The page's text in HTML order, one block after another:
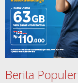
Berita Populer